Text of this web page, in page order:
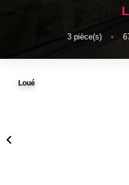
NOS
3pièce(s) •
Loué